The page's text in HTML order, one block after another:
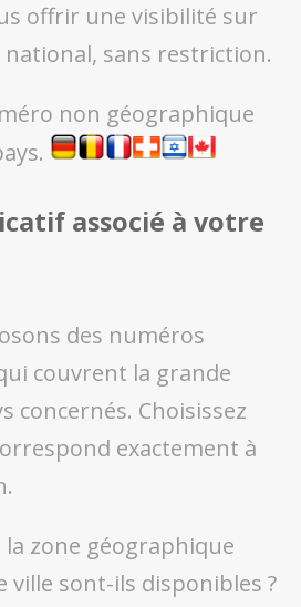
offrir une visibilité sur
sans restriction.
non géographique
associé à votre
des numéros
couvrent la grande
concernés. Choisissez
exactement à
zone géographique
ville sont-ils disponibles ?